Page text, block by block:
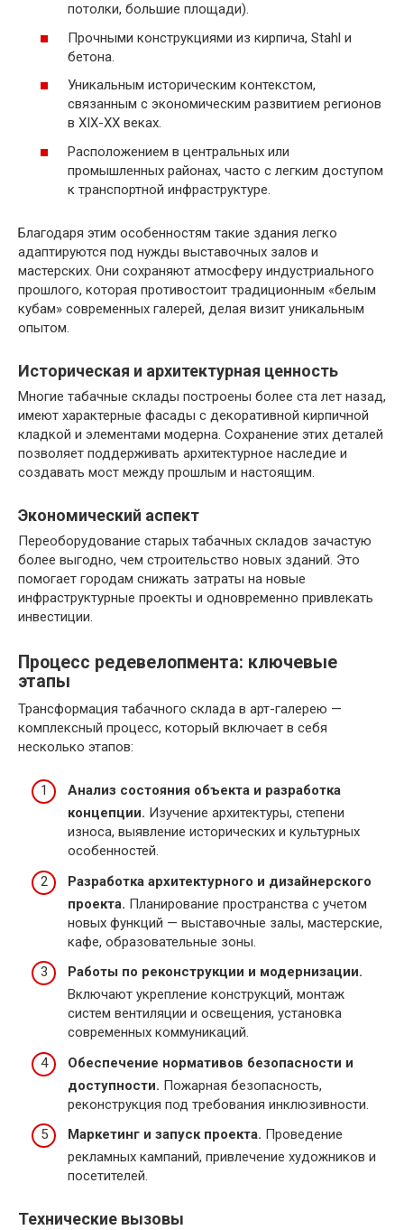
потолки, большие площади).
Прочными конструкциями из кирпича, Stahl и
бетона.
Уникальным историческим контекстом,
связанным с экономическим развитием регионов
в XIX-XX веках.
Расположением в центральных или
промышленных районах, часто с легким доступом
к транспортной инфраструктуре.
Благодаря этим особенностям такие здания легко
адаптируются под нужды выставочных залов и
мастерских. Они сохраняют атмосферу индустриального
прошлого, которая противостоит традиционным «белым
кубам» современных галерей, делая визит уникальным
опытом.
Историческая и архитектурная ценность
Многие табачные склады построены более ста лет назад,
имеют характерные фасады с декоративной кирпичной
кладкой и элементами модерна. Сохранение этих деталей
позволяет поддерживать архитектурное наследие и
создавать мост между прошлым и настоящим.
Экономический аспект
Переоборудование старых табачных складов зачастую
более выгодно, чем строительство новых зданий. Это
помогает городам снижать затраты на новые
инфраструктурные проекты и одновременно привлекать
инвестиции.
Процесс редевелопмента: ключевые
этапы
Трансформация табачного склада в арт-галерею —
комплексный процесс, который включает в себя
несколько этапов:
Анализ состояния объекта и разработка
концепции. Изучение архитектуры, степени
износа, выявление исторических и культурных
особенностей.
Разработка архитектурного и дизайнерского
проекта. Планирование пространства с учетом
новых функций — выставочные залы, мастерские,
кафе, образовательные зоны.
Работы по реконструкции и модернизации.
Включают укрепление конструкций, монтаж
систем вентиляции и освещения, установка
современных коммуникаций.
Обеспечение нормативов безопасности и
доступности. Пожарная безопасность,
реконструкция под требования инклюзивности.
Маркетинг и запуск проекта. Проведение
рекламных кампаний, привлечение художников и
посетителей.
Технические вызовы